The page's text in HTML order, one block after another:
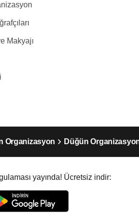
Makyajı
Organizasyon Düğün
yayında! Ücretsiz indir: